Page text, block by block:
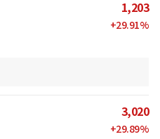
1,203
+29.91%
3,020
+29.89%